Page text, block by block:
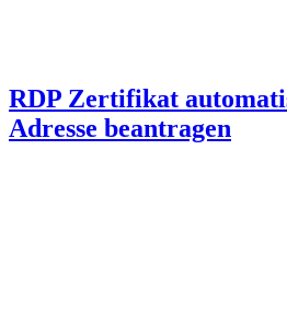
RDP Zertifikat
Adresse beantragen